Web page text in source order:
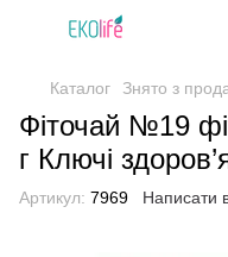
Каталог Знято з
Фіточай №19
г Ключі
Артикул: 7969 Написати